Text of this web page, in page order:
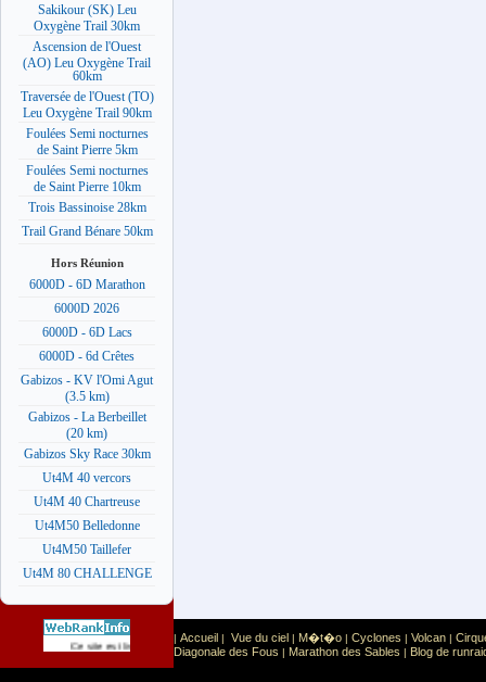
Sakikour (SK) Leu
Oxygène Trail 30km
Ascension de l'Ouest
(AO) Leu Oxygène Trail
60km
Traversée de l'Ouest (TO)
Leu Oxygène Trail 90km
Foulées Semi nocturnes
de Saint Pierre 5km
Foulées Semi nocturnes
de Saint Pierre 10km
Trois Bassinoise 28km
Trail Grand Bénare 50km
Hors Réunion
6000D - 6D Marathon
6000D 2026
6000D - 6D Lacs
6000D - 6d Crêtes
Gabizos - KV l'Omi Agut
(3.5 km)
Gabizos - La Berbeillet
(20 km)
Gabizos Sky Race 30km
Ut4M 40 vercors
Ut4M 40 Chartreuse
Ut4M50 Belledonne
Ut4M50 Taillefer
Ut4M 80 CHALLENGE
Ce site est list� dans la cat�gorie Sport Sports extr�mes
| Accueil | Vue du ciel | M�t�o | Cyclones | Volcan |
Diagonale des Fous | Marathon des Sables | Blog de